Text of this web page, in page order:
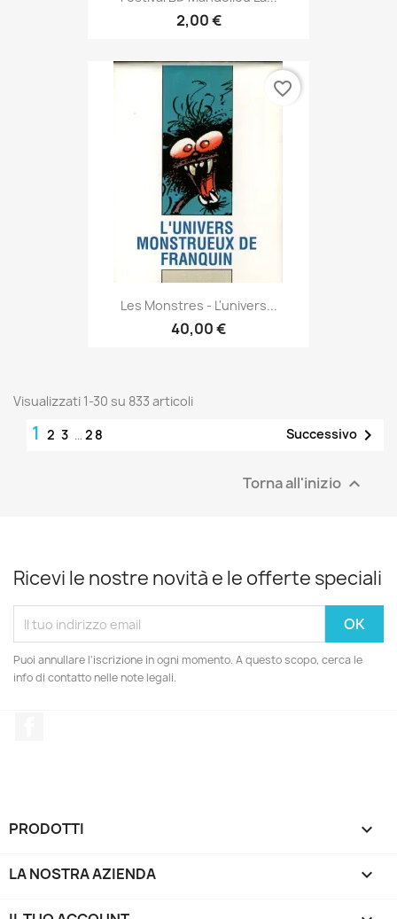
2,00 €
Les Monstres - L'univers...
40,00 €
favorite_border
Visualizzati 1-30 su 833 articoli
1 2 3 … 28 Successivo 
Torna all'inizio 
Ricevi le nostre novità e le offerte speciali
Puoi annullare l'iscrizione in ogni momento. A questo scopo, cerca le
info di contatto nelle note legali.
PRODOTTI 
LA NOSTRA AZIENDA 